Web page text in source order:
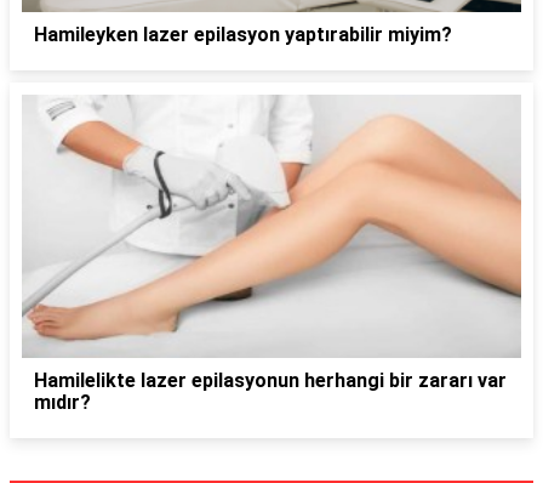
Hamileyken lazer epilasyon yaptırabilir miyim?
Hamilelikte lazer epilasyonun herhangi bir zararı var
mıdır?